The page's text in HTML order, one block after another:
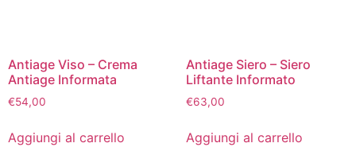
Antiage Viso – Crema
Antiage Informata
€54,00
Aggiungi al carrello
Antiage Siero – Siero
Liftante Informato
€63,00
Aggiungi al carrello